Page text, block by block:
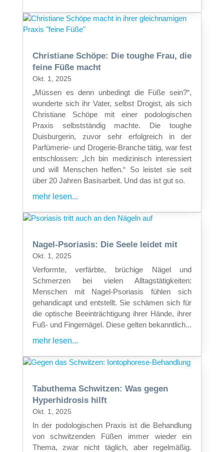
Christiane Schöpe: Die toughe Frau, die
feine Füße macht
Okt. 1, 2025
„Müssen es denn unbedingt die Füße sein?“,
wunderte sich ihr Vater, selbst Drogist, als sich
Christiane Schöpe mit einer podologischen
Praxis selbstständig machte. Die toughe
Duisburgerin, zuvor sehr erfolgreich in der
Parfümerie- und Drogerie-Branche tätig, war fest
entschlossen: „Ich bin medizinisch interessiert
und will Menschen helfen.“ So leistet sie seit
über 20 Jahren Basisarbeit. Und das ist gut so.
mehr lesen...
Nagel-Psoriasis: Die Seele leidet mit
Okt. 1, 2025
Verformte, verfärbte, brüchige Nägel und
Schmerzen bei vielen Alltagstätigkeiten:
Menschen mit Nagel-Psoriasis fühlen sich
gehandicapt und entstellt. Sie schämen sich für
die optische Beeinträchtigung ihrer Hände, ihrer
Fuß- und Fingernägel. Diese gelten bekanntlich...
mehr lesen...
Tabuthema Schwitzen: Was gegen
Hyperhidrosis hilft
Okt. 1, 2025
In der podologischen Praxis ist die Behandlung
von schwitzenden Füßen immer wieder ein
Thema, zwar nicht täglich, aber regelmäßig.